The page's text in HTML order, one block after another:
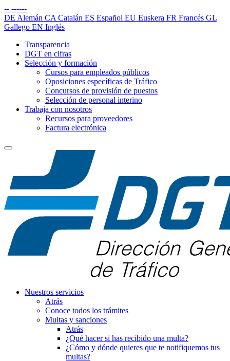
-- ------
DE Alemán CA Catalán ES Español EU Euskera FR Francés GL
Gallego EN Inglés
Transparencia
DGT en cifras
Selección y formación
Cursos para empleados públicos
Oposiciones específicas de Tráfico
Concursos de provisión de puestos
Selección de personal interino
Trabaja con nosotros
Recursos para proveedores
Factura electrónica
Nuestros servicios
Atrás
Conoce todos los trámites
Multas y sanciones
Atrás
¿Qué hacer si has recibido una multa?
¿Cómo y dónde quieres que te notifiquemos tus
multas?